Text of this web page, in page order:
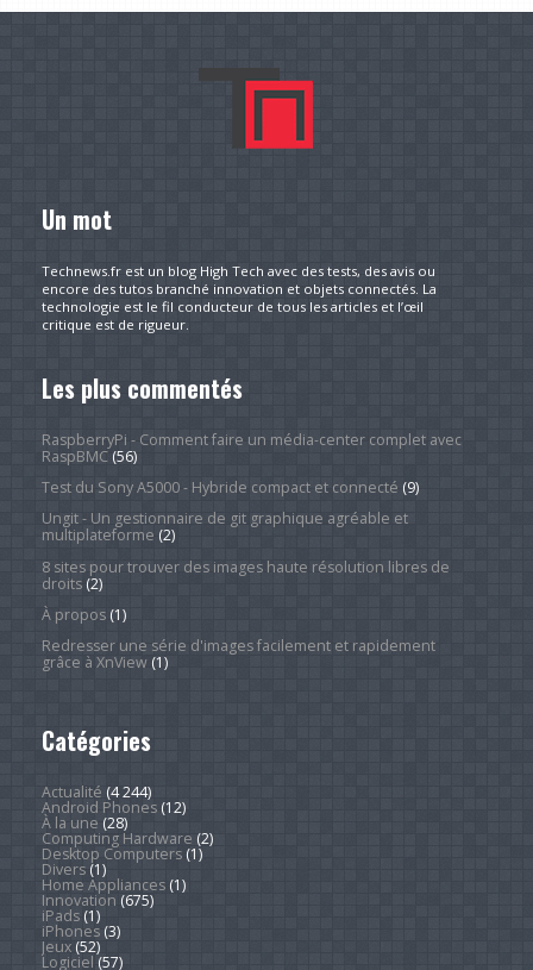
Un mot
Technews.fr est un blog High Tech avec des tests, des avis ou
encore des tutos branché innovation et objets connectés. La
technologie est le fil conducteur de tous les articles et l’œil
critique est de rigueur.
Les plus commentés
RaspberryPi - Comment faire un média-center complet avec
RaspBMC(56)
Test du Sony A5000 - Hybride compact et connecté (9)
Ungit - Un gestionnaire de git graphique agréable et
multiplateforme (2)
8 sites pour trouver des images haute résolution libres de
droits(2)
À propos(1)
Redresser une série d'images facilement et rapidement
grâce à XnView(1)
Catégories
Actualité (4 244)
Android Phones(12)
À la une (28)
Computing Hardware (2)
Desktop Computers(1)
Divers(1)
Home Appliances(1)
Innovation (675)
iPads(1)
iPhones(3)
Jeux(52)
Logiciel (57)